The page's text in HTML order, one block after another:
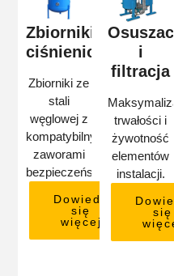
Zbiorniki
ciśnieniowe
Zbiorniki ze
stali
węglowej z
kompatybilnymi
zaworami
bezpieczeństwa.
Dowiedz
się
więcej
i
filtracja
trwałości i
żywotność
elementów
instalacji.
się